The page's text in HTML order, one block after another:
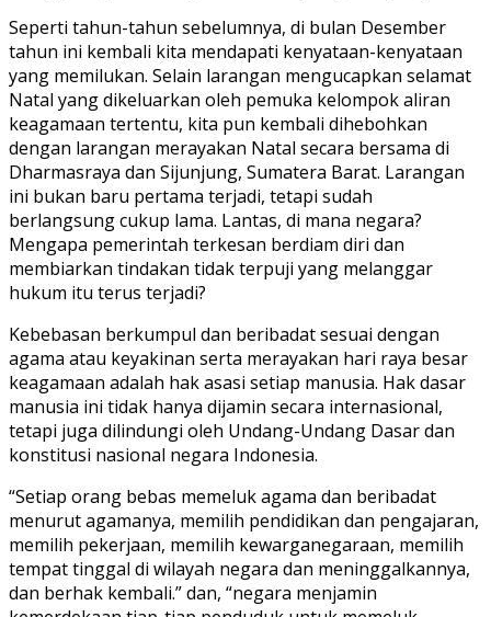
Seperti tahun-tahun sebelumnya, di bulan Desember
tahun ini kembali kita mendapati kenyataan-kenyataan
yang memilukan. Selain larangan mengucapkan selamat
Natal yang dikeluarkan oleh pemuka kelompok aliran
keagamaan tertentu, kita pun kembali dihebohkan
dengan larangan merayakan Natal secara bersama di
Dharmasraya dan Sijunjung, Sumatera Barat. Larangan
ini bukan baru pertama terjadi, tetapi sudah
berlangsung cukup lama. Lantas, di mana negara?
Mengapa pemerintah terkesan berdiam diri dan
membiarkan tindakan tidak terpuji yang melanggar
hukum itu terus terjadi?
Kebebasan berkumpul dan beribadat sesuai dengan
agama atau keyakinan serta merayakan hari raya besar
keagamaan adalah hak asasi setiap manusia. Hak dasar
manusia ini tidak hanya dijamin secara internasional,
tetapi juga dilindungi oleh Undang-Undang Dasar dan
konstitusi nasional negara Indonesia.
“Setiap orang bebas memeluk agama dan beribadat
menurut agamanya, memilih pendidikan dan pengajaran,
memilih pekerjaan, memilih kewarganegaraan, memilih
tempat tinggal di wilayah negara dan meninggalkannya,
dan berhak kembali.” dan, “negara menjamin